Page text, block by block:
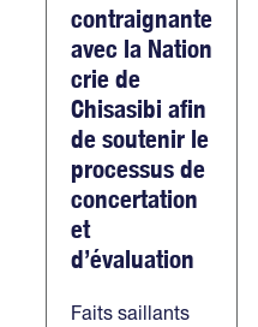
contraignante
avec la Nation
crie de
Chisasibi afin
de soutenir le
processus de
concertation
et
d’évaluation
Faits saillants